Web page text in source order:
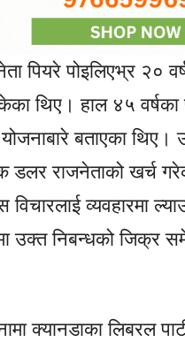
पियरे पोइलिएभ्र २०
थिए। हाल ४५ वर्षका
योजनाबारे बताएका
डलर राजनेताको खर्च
व्यवहारमा
उक्त निबन्धको जिक्र
क्यानडाका लिबरल